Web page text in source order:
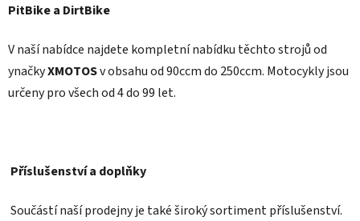
PitBike a DirtBike
V naší nabídce najdete kompletní nabídku těchto strojů od
ynačkyXMOTOSv obsahu od 90ccm do 250ccm. Motocykly jsou
určeny pro všech od 4 do 99 let.
Příslušenství a doplňky
Součástí naší prodejny je také široký sortiment příslušenství.